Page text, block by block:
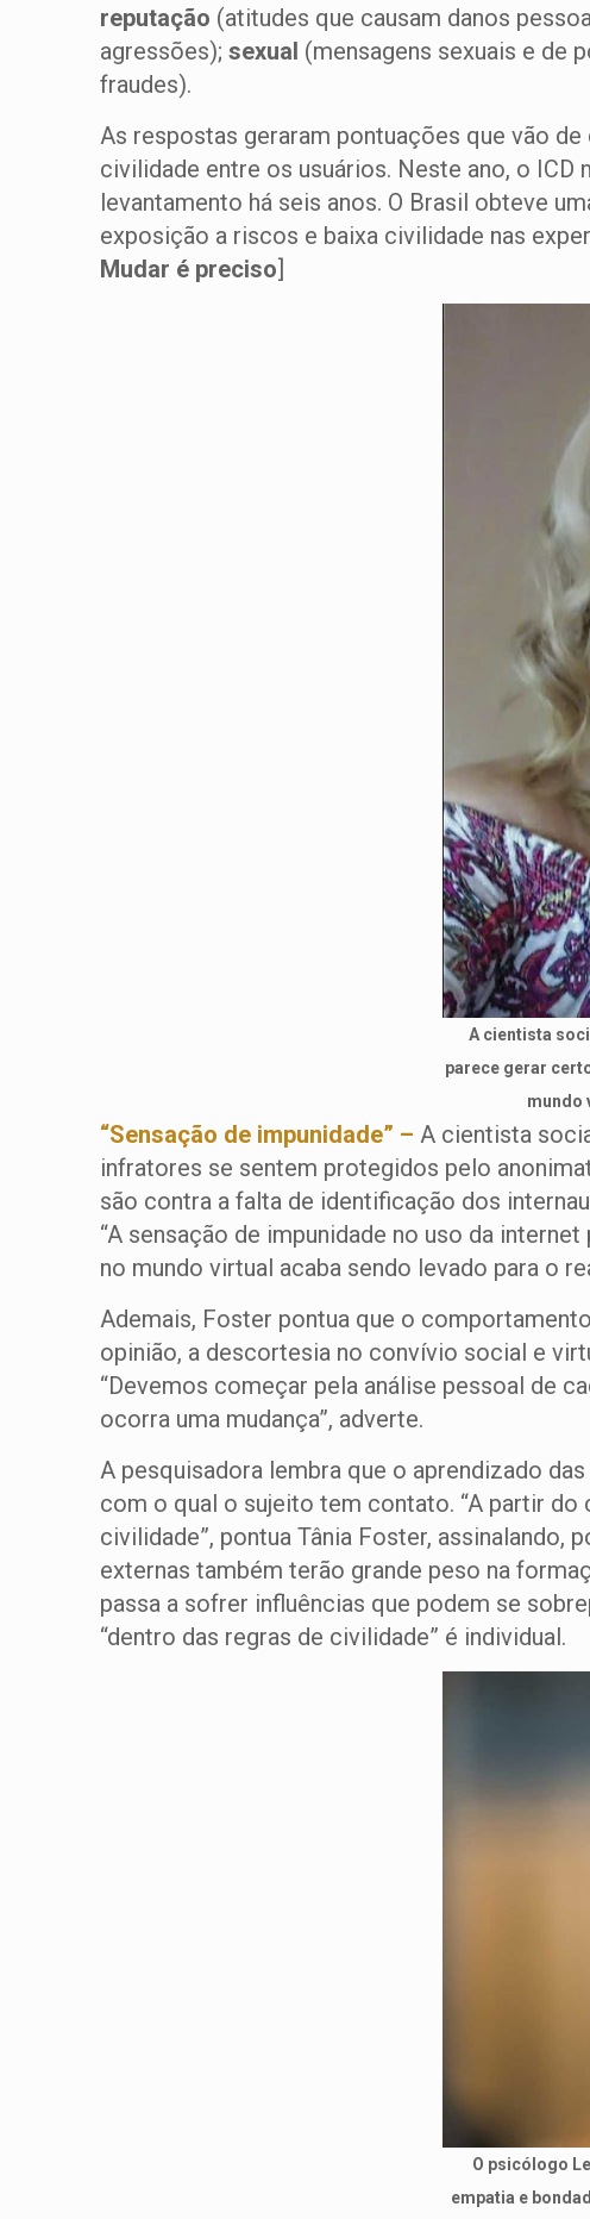
reputação (atitudes que causam danos
agressões); sexual (mensagens sexuais e de
fraudes).
As respostas geraram pontuações que vão
civilidade entre os usuários. Neste ano, o
levantamento há seis anos. O Brasil obteve
exposição a riscos e baixa civilidade nas
Mudar é preciso]
A cientista
parece gerar
mundo
“Sensação de impunidade” – A cientista
infratores se sentem protegidos pelo
são contra a falta de identificação dos
“A sensação de impunidade no uso da
no mundo virtual acaba sendo levado para o
Ademais, Foster pontua que o
opinião, a descortesia no convívio social e
“Devemos começar pela análise pessoal de
ocorra uma mudança”, adverte.
A pesquisadora lembra que o aprendizado
com o qual o sujeito tem contato. “A partir
civilidade”, pontua Tânia Foster, assinalando,
externas também terão grande peso na
passa a sofrer influências que podem se
“dentro das regras de civilidade” é individual.
O psicólogo
empatia e